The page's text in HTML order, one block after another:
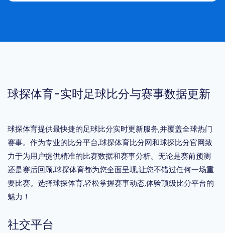
球探体育-实时足球比分与赛事数据更新
球探体育提供最快捷的足球比分实时更新服务,并覆盖全球热门
赛事。作为专业的比分平台,球探体育比分网和球探比分官网致
力于为用户提供精准的比赛数据和赛事分析。无论是赛前预测
还是赛后回顾,球探体育都为您全面呈现,让您不错过任何一场重
要比赛。选择球探体育,轻松掌握赛事动态,体验顶级比分平台的
魅力！
社交平台